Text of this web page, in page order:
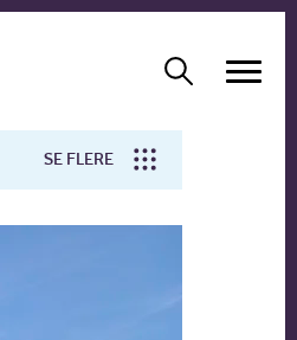
SE FLERE